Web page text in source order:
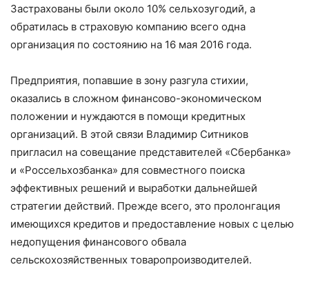
Застрахованы были около 10% сельхозугодий, а
обратилась в страховую компанию всего одна
организация по состоянию на 16 мая 2016 года.
Предприятия, попавшие в зону разгула стихии,
оказались в сложном финансово-экономическом
положении и нуждаются в помощи кредитных
организаций. В этой связи Владимир Ситников
пригласил на совещание представителей «Сбербанка»
и «Россельхозбанка» для совместного поиска
эффективных решений и выработки дальнейшей
стратегии действий. Прежде всего, это пролонгация
имеющихся кредитов и предоставление новых с целью
недопущения финансового обвала
сельскохозяйственных товаропроизводителей.